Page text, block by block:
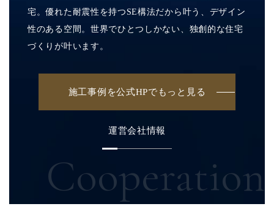
宅。優れた耐震性を持つSE構法だから叶う、デザイン
性のある空間。世界でひとつしかない、独創的な住宅
づくりが叶います。
施工事例を公式HPでもっと見る
運営会社情報
Cooperation